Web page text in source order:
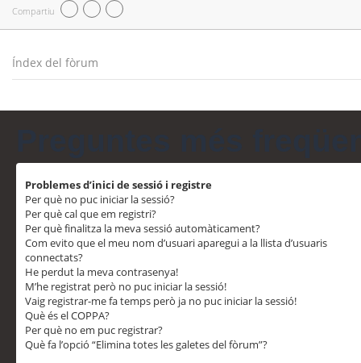
Compartiu
Índex del fòrum
Problemes d’inici de sessió i registre
Per què no puc iniciar la sessió?
Per què cal que em registri?
Per què finalitza la meva sessió automàticament?
Com evito que el meu nom d’usuari aparegui a la llista d’usuaris
connectats?
He perdut la meva contrasenya!
M’he registrat però no puc iniciar la sessió!
Vaig registrar-me fa temps però ja no puc iniciar la sessió!
Què és el COPPA?
Per què no em puc registrar?
Què fa l’opció “Elimina totes les galetes del fòrum”?